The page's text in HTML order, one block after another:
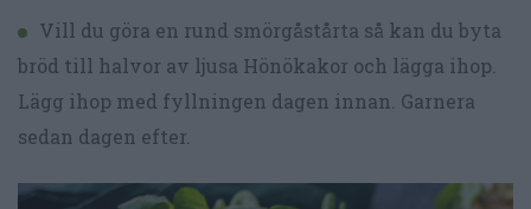
Vill du göra en rund smörgåstårta så kan du byta
bröd till halvor av ljusa Hönökakor och lägga ihop.
Lägg ihop med fyllningen dagen innan. Garnera
sedan dagen efter.